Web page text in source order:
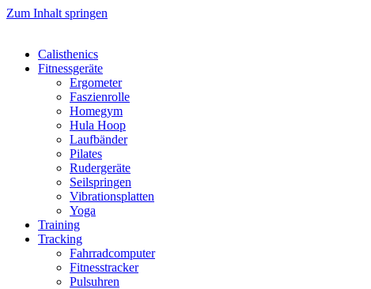
Zum Inhalt springen
Calisthenics
Fitnessgeräte
Ergometer
Faszienrolle
Homegym
Hula Hoop
Laufbänder
Pilates
Rudergeräte
Seilspringen
Vibrationsplatten
Yoga
Training
Tracking
Fahrradcomputer
Fitnesstracker
Pulsuhren